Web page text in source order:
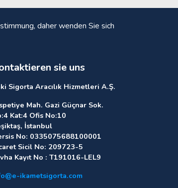
daher wenden Sie sich
sie uns
Sigorta Aracılık Hizmetleri A.Ş.
Mah. Gazi Güçnar Sok.
Kat:4 Ofis No:10
İstanbul
No: 0335075688100001
Sicil No: 209723-5
Kayıt No : T191016-LEL9
ikametsigorta.com